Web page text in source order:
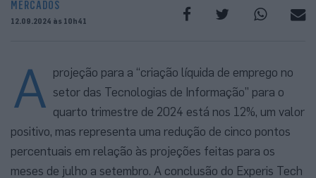
MERCADOS
12.09.2024 às 10h41
A projeção para a “criação líquida de emprego no
setor das Tecnologias de Informação” para o
quarto trimestre de 2024 está nos 12%, um valor
positivo, mas representa uma redução de cinco pontos
percentuais em relação às projeções feitas para os
meses de julho a setembro. A conclusão do Experis Tech